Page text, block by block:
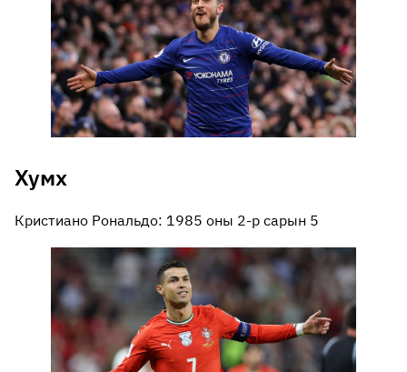
Хумх
Кристиано Рональдо: 1985 оны 2-р сарын 5